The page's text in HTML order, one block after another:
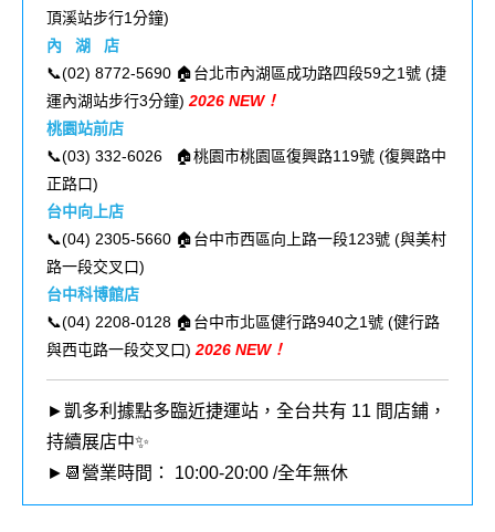
頂溪站步行1分鐘)
內 湖 店
📞(02) 8772-5690 🏠台北市內湖區成功路四段59之1號 (捷
運內湖站步行3分鐘) 2026 NEW！
桃園站前店
📞(03) 332-6026 🏠桃園市桃園區復興路119號 (復興路中
正路口)
台中向上店
📞(04) 2305-5660 🏠台中市西區向上路一段123號 (與美村
路一段交叉口)
台中科博館店
📞(04) 2208-0128 🏠台中市北區健行路940之1號 (健行路
與西屯路一段交叉口) 2026 NEW！
►凱多利據點多臨近捷運站，全台共有 11 間店鋪，
持續展店中✨
►📆營業時間： 10:00-20:00 /全年無休